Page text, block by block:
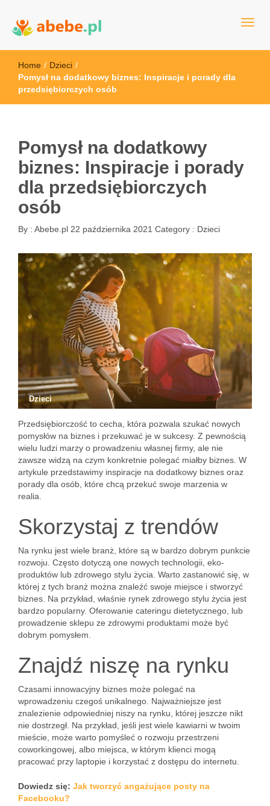
Abebe
Home / Dzieci /
Pomysł na dodatkowy biznes: Inspiracje i porady dla
przedsiębiorczych osób
Pomysł na dodatkowy
biznes: Inspiracje i porady
dla przedsiębiorczych
osób
By : Abebe.pl 22 października 2021 Category : Dzieci
Dzieci
Przedsiębiorczość to cecha, która pozwala szukać nowych
pomysłów na biznes i przekuwać je w sukcesy. Z pewnością
wielu ludzi marzy o prowadzeniu własnej firmy, ale nie
zawsze widzą na czym konkretnie polegać miałby biznes. W
artykule przedstawimy inspiracje na dodatkowy biznes oraz
porady dla osób, które chcą przekuć swoje marzenia w
realia.
Skorzystaj z trendów
Na rynku jest wiele branż, które są w bardzo dobrym punkcie
rozwoju. Często dotyczą one nowych technologii, eko-
produktów lub zdrowego stylu życia. Warto zastanowić się, w
której z tych branż można znaleźć swoje miejsce i stworzyć
biznes. Na przykład, właśnie rynek zdrowego stylu życia jest
bardzo popularny. Oferowanie cateringu dietetycznego, lub
prowadzenie sklepu ze zdrowymi produktami może być
dobrym pomysłem.
Znajdź niszę na rynku
Czasami innowacyjny biznes może polegać na
wprowadzeniu czegoś unikalnego. Najważniejsze jest
znalezienie odpowiedniej niszy na rynku, której jeszcze nikt
nie dostrzegł. Na przykład, jeśli jest wiele kawiarni w twoim
mieście, może warto pomyśleć o rozwoju przestrzeni
coworkingowej, albo miejsca, w którym klienci mogą
pracować przy laptopie i korzystać z dostępu do internetu.
Dowiedz się: Jak tworzyć angażujące posty na
Facebooku?